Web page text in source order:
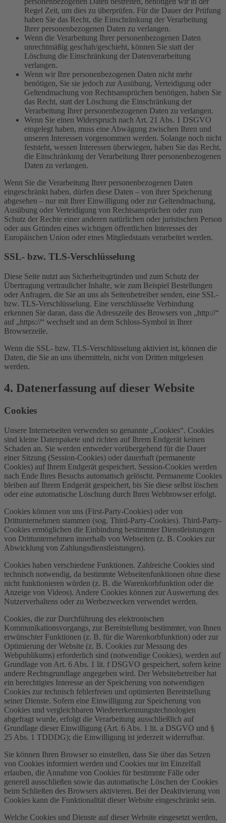
Regel Zeit, um dies zu überprüfen. Für die Dauer der Prüfung
haben Sie das Recht, die Einschränkung der Verarbeitung
Ihrer personenbezogenen Daten zu verlangen.
Wenn die Verarbeitung Ihrer personenbezogenen Daten
unrechtmäßig geschah/geschieht, können Sie statt der
Löschung die Einschränkung der Datenverarbeitung
verlangen.
Wenn wir Ihre personenbezogenen Daten nicht mehr
benötigen, Sie sie jedoch zur Ausübung, Verteidigung oder
Geltendmachung von Rechtsansprüchen benötigen, haben Sie
das Recht, statt der Löschung die Einschränkung der
Verarbeitung Ihrer personenbezogenen Daten zu verlangen.
Wenn Sie einen Widerspruch nach Art. 21 Abs. 1 DSGVO
eingelegt haben, muss eine Abwägung zwischen Ihren und
unseren Interessen vorgenommen werden. Solange noch nicht
feststeht, wessen Interessen überwiegen, haben Sie das Recht,
die Einschränkung der Verarbeitung Ihrer personenbezogenen
Daten zu verlangen.
Wenn Sie die Verarbeitung Ihrer personenbezogenen Daten
eingeschränkt haben, dürfen diese Daten – von ihrer Speicherung
abgesehen – nur mit Ihrer Einwilligung oder zur Geltendmachung,
Ausübung oder Verteidigung von Rechtsansprüchen oder zum
Schutz der Rechte einer anderen natürlichen oder juristischen Person
oder aus Gründen eines wichtigen öffentlichen Interesses der
Europäischen Union oder eines Mitgliedstaats verarbeitet werden.
SSL- bzw. TLS-Verschlüsselung
Diese Seite nutzt aus Sicherheitsgründen und zum Schutz der
Übertragung vertraulicher Inhalte, wie zum Beispiel Bestellungen
oder Anfragen, die Sie an uns als Seitenbetreiber senden, eine SSL-
bzw. TLS-Verschlüsselung. Eine verschlüsselte Verbindung
erkennen Sie daran, dass die Adresszeile des Browsers von „http://“
auf „https://“ wechselt und an dem Schloss-Symbol in Ihrer
Browserzeile.
Wenn die SSL- bzw. TLS-Verschlüsselung aktiviert ist, können die
Daten, die Sie an uns übermitteln, nicht von Dritten mitgelesen
werden.
4. Datenerfassung auf dieser Website
Cookies
Unsere Internetseiten verwenden so genannte „Cookies“. Cookies
sind kleine Datenpakete und richten auf Ihrem Endgerät keinen
Schaden an. Sie werden entweder vorübergehend für die Dauer
einer Sitzung (Session-Cookies) oder dauerhaft (permanente
Cookies) auf Ihrem Endgerät gespeichert. Session-Cookies werden
nach Ende Ihres Besuchs automatisch gelöscht. Permanente Cookies
bleiben auf Ihrem Endgerät gespeichert, bis Sie diese selbst löschen
oder eine automatische Löschung durch Ihren Webbrowser erfolgt.
Cookies können von uns (First-Party-Cookies) oder von
Drittunternehmen stammen (sog. Third-Party-Cookies). Third-Party-
Cookies ermöglichen die Einbindung bestimmter Dienstleistungen
von Drittunternehmen innerhalb von Webseiten (z. B. Cookies zur
Abwicklung von Zahlungsdienstleistungen).
Cookies haben verschiedene Funktionen. Zahlreiche Cookies sind
technisch notwendig, da bestimmte Webseitenfunktionen ohne diese
nicht funktionieren würden (z. B. die Warenkorbfunktion oder die
Anzeige von Videos). Andere Cookies können zur Auswertung des
Nutzerverhaltens oder zu Werbezwecken verwendet werden.
Cookies, die zur Durchführung des elektronischen
Kommunikationsvorgangs, zur Bereitstellung bestimmter, von Ihnen
erwünschter Funktionen (z. B. für die Warenkorbfunktion) oder zur
Optimierung der Website (z. B. Cookies zur Messung des
Webpublikums) erforderlich sind (notwendige Cookies), werden auf
Grundlage von Art. 6 Abs. 1 lit. f DSGVO gespeichert, sofern keine
andere Rechtsgrundlage angegeben wird. Der Websitebetreiber hat
ein berechtigtes Interesse an der Speicherung von notwendigen
Cookies zur technisch fehlerfreien und optimierten Bereitstellung
seiner Dienste. Sofern eine Einwilligung zur Speicherung von
Cookies und vergleichbaren Wiedererkennungstechnologien
abgefragt wurde, erfolgt die Verarbeitung ausschließlich auf
Grundlage dieser Einwilligung (Art. 6 Abs. 1 lit. a DSGVO und §
25 Abs. 1 TDDDG); die Einwilligung ist jederzeit widerrufbar.
Sie können Ihren Browser so einstellen, dass Sie über das Setzen
von Cookies informiert werden und Cookies nur im Einzelfall
erlauben, die Annahme von Cookies für bestimmte Fälle oder
generell ausschließen sowie das automatische Löschen der Cookies
beim Schließen des Browsers aktivieren. Bei der Deaktivierung von
Cookies kann die Funktionalität dieser Website eingeschränkt sein.
Welche Cookies und Dienste auf dieser Website eingesetzt werden,